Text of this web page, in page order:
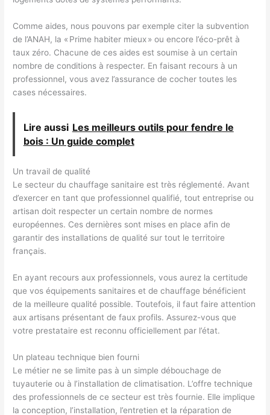
Comme aides, nous pouvons par exemple citer la subvention
de l’ANAH, la « Prime habiter mieux » ou encore l’éco-prêt à
taux zéro. Chacune de ces aides est soumise à un certain
nombre de conditions à respecter. En faisant recours à un
professionnel, vous avez l’assurance de cocher toutes les
cases nécessaires.
Lire aussi Les meilleurs outils pour fendre le
bois : Un guide complet
Un travail de qualité
Le secteur du chauffage sanitaire est très réglementé. Avant
d’exercer en tant que professionnel qualifié, tout entreprise ou
artisan doit respecter un certain nombre de normes
européennes. Ces dernières sont mises en place afin de
garantir des installations de qualité sur tout le territoire
français.
En ayant recours aux professionnels, vous aurez la certitude
que vos équipements sanitaires et de chauffage bénéficient
de la meilleure qualité possible. Toutefois, il faut faire attention
aux artisans présentant de faux profils. Assurez-vous que
votre prestataire est reconnu officiellement par l’état.
Un plateau technique bien fourni
Le métier ne se limite pas à un simple débouchage de
tuyauterie ou à l’installation de climatisation. L’offre technique
des professionnels de ce secteur est très fournie. Elle implique
la conception, l’installation, l’entretien et la réparation de